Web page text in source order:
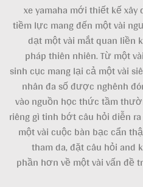
xe yamaha mới thiết kế
tiềm lực mang đến một vài
dạt một vài mắt quan liền
pháp thiên nhiên. Từ một
sinh cục mang lại cả một vài
nhân đa số được nghênh
vào nguồn học thức tầm
riêng gì tinh bớt câu hỏi diễn
một vài cuộc bàn bạc cẩn
tham da, đặt câu hỏi and
phần hơn về một vài vấn đề